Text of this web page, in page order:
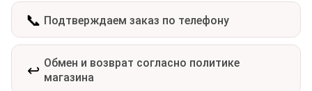
📞 Подтверждаем заказ по телефону
↩️ Обмен и возврат согласно политике
магазина